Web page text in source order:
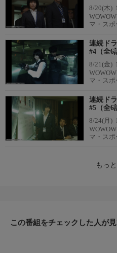
8/20(木)
マ・ス
連続ド
#4（全6
8/21(金)
マ・ス
連続ド
#5（全6
8/24(月)
マ・ス
もっ
この番組をチェックした人が